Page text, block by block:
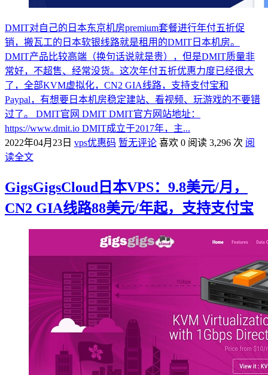
DMIT对自己的日本东京机房premium套餐进行年付五折促
销，搬瓦工的日本软银线路就是租用的DMIT日本机房。
DMIT产品比较高端（换句话说就是贵），但是DMIT质量非
常好，不超售、经常没货。这次年付五折优惠力度已经很大
了，全部KVM虚拟化，CN2 GIA线路，支持支付宝和
Paypal，有想要日本机房稳定建站、看视频、玩游戏的不要错
过了。 DMIT官网 DMIT DMIT官方网站地址：
https://www.dmit.io DMIT成立于2017年，主...
2022年04月23日 vps优惠码 暂无评论 喜欢 0 阅读 3,296 次 阅
读全文
GigsGigsCloud日本VPS：9.8美元/月，
CN2 GIA线路88美元/年起，支持支付宝